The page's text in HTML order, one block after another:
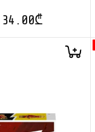
34.00₾